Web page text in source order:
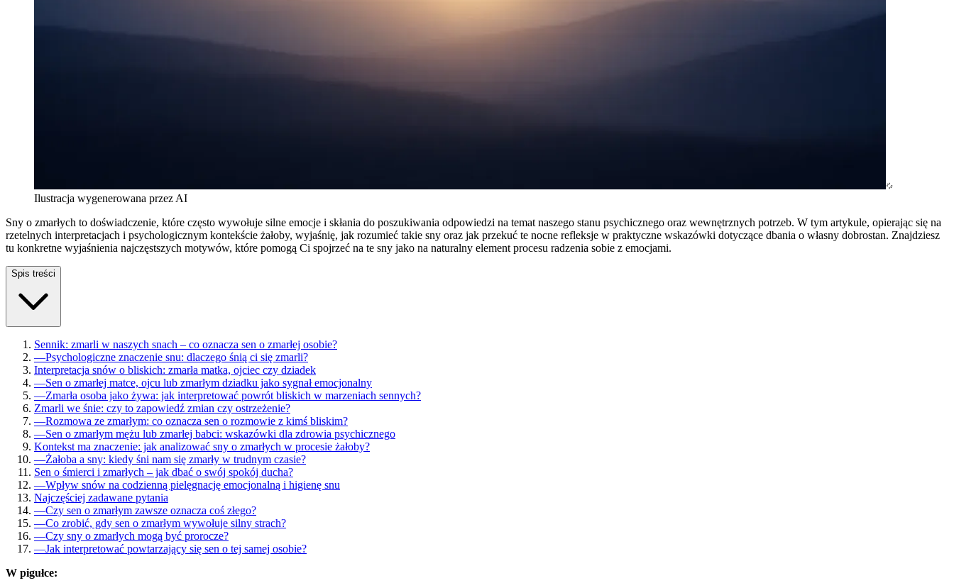
Ilustracja wygenerowana przez AI
Sny o zmarłych to doświadczenie, które często wywołuje silne emocje i skłania do poszukiwania odpowiedzi na temat naszego stanu psychicznego oraz wewnętrznych potrzeb. W tym artykule, opierając się na
rzetelnych interpretacjach i psychologicznym kontekście żałoby, wyjaśnię, jak rozumieć takie sny oraz jak przekuć te nocne refleksje w praktyczne wskazówki dotyczące dbania o własny dobrostan. Znajdziesz
tu konkretne wyjaśnienia najczęstszych motywów, które pomogą Ci spojrzeć na te sny jako na naturalny element procesu radzenia sobie z emocjami.
Spis treści
Sennik: zmarli w naszych snach – co oznacza sen o zmarłej osobie?
—Psychologiczne znaczenie snu: dlaczego śnią ci się zmarli?
Interpretacja snów o bliskich: zmarła matka, ojciec czy dziadek
—Sen o zmarłej matce, ojcu lub zmarłym dziadku jako sygnał emocjonalny
—Zmarła osoba jako żywa: jak interpretować powrót bliskich w marzeniach sennych?
Zmarli we śnie: czy to zapowiedź zmian czy ostrzeżenie?
—Rozmowa ze zmarłym: co oznacza sen o rozmowie z kimś bliskim?
—Sen o zmarłym mężu lub zmarłej babci: wskazówki dla zdrowia psychicznego
Kontekst ma znaczenie: jak analizować sny o zmarłych w procesie żałoby?
—Żałoba a sny: kiedy śni nam się zmarły w trudnym czasie?
Sen o śmierci i zmarłych – jak dbać o swój spokój ducha?
—Wpływ snów na codzienną pielęgnację emocjonalną i higienę snu
Najczęściej zadawane pytania
—Czy sen o zmarłym zawsze oznacza coś złego?
—Co zrobić, gdy sen o zmarłym wywołuje silny strach?
—Czy sny o zmarłych mogą być prorocze?
—Jak interpretować powtarzający się sen o tej samej osobie?
W pigułce: